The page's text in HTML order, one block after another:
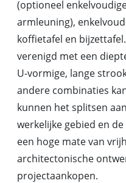
(optioneel
armleuning),
koffietafel en
verenigd met een
U-vormige, lange
andere combinaties
kunnen het splitsen
werkelijke gebied en
een hoge mate van
architectonische
projectaankopen.